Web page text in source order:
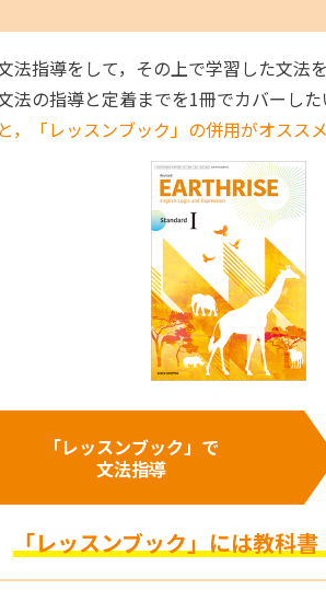
法指導をして，その上で学習した文法
法の指導と定着までを1冊でカバーした
，「レッスンブック」の併用がオススメ
「レッスンブック」で
文法指導
「レッスンブック」には教科